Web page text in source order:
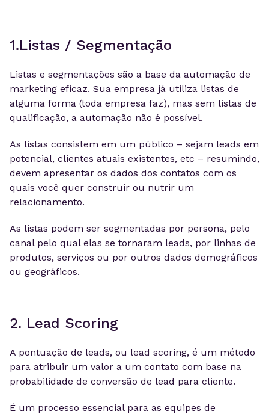
1.Listas / Segmentação
Listas e segmentações são a base da automação de
marketing eficaz. Sua empresa já utiliza listas de
alguma forma (toda empresa faz), mas sem listas de
qualificação, a automação não é possível.
As listas consistem em um público – sejam leads em
potencial, clientes atuais existentes, etc – resumindo,
devem apresentar os dados dos contatos com os
quais você quer construir ou nutrir um
relacionamento.
As listas podem ser segmentadas por persona, pelo
canal pelo qual elas se tornaram leads, por linhas de
produtos, serviços ou por outros dados demográficos
ou geográficos.
2. Lead Scoring
A pontuação de leads, ou lead scoring, é um método
para atribuir um valor a um contato com base na
probabilidade de conversão de lead para cliente.
É um processo essencial para as equipes de